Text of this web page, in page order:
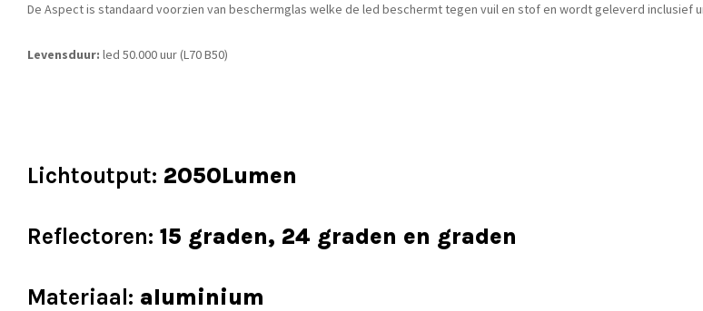
De Aspect is standaard voorzien van beschermglas welke de led beschermt tegen vuil en stof en wordt geleverd inclusief
Levensduur: led 50.000 uur (L70 B50)
Lichtoutput: 2050Lumen
Reflectoren: 15 graden, 24 graden en graden
Materiaal: aluminium